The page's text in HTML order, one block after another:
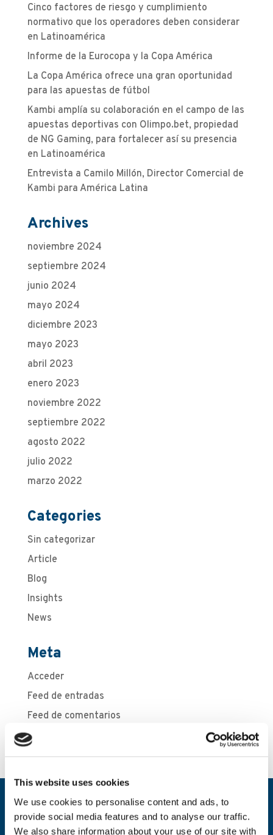
This website uses cookies
We use cookies to personalise content and ads, to
provide social media features and to analyse our traffic.
We also share information about your use of our site with
Cinco factores de riesgo y cumplimiento
normativo que los operadores deben considerar
en Latinoamérica
Informe de la Eurocopa y la Copa América
La Copa América ofrece una gran oportunidad
para las apuestas de fútbol
Kambi amplía su colaboración en el campo de las
apuestas deportivas con Olimpo.bet, propiedad
de NG Gaming, para fortalecer así su presencia
en Latinoamérica
Entrevista a Camilo Millón, Director Comercial de
Kambi para América Latina
Archives
noviembre 2024
septiembre 2024
junio 2024
mayo 2024
diciembre 2023
mayo 2023
abril 2023
enero 2023
noviembre 2022
septiembre 2022
agosto 2022
julio 2022
marzo 2022
Categories
Sin categorizar
Article
Blog
Insights
News
Meta
Acceder
Feed de entradas
Feed de comentarios
WordPress.org